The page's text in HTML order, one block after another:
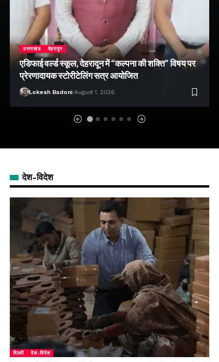
उत्तराखंड देहरादून
एडिफाई वर्ल्ड स्कूल, देहरादून में “कल्पना की शक्ति” विषय पर
प्रेरणादायक स्टोरीटेलिंग सत्र आयोजित
Lokesh Badoni August 1, 2026
देश-विदेश
दिल्ली देश-विदेश